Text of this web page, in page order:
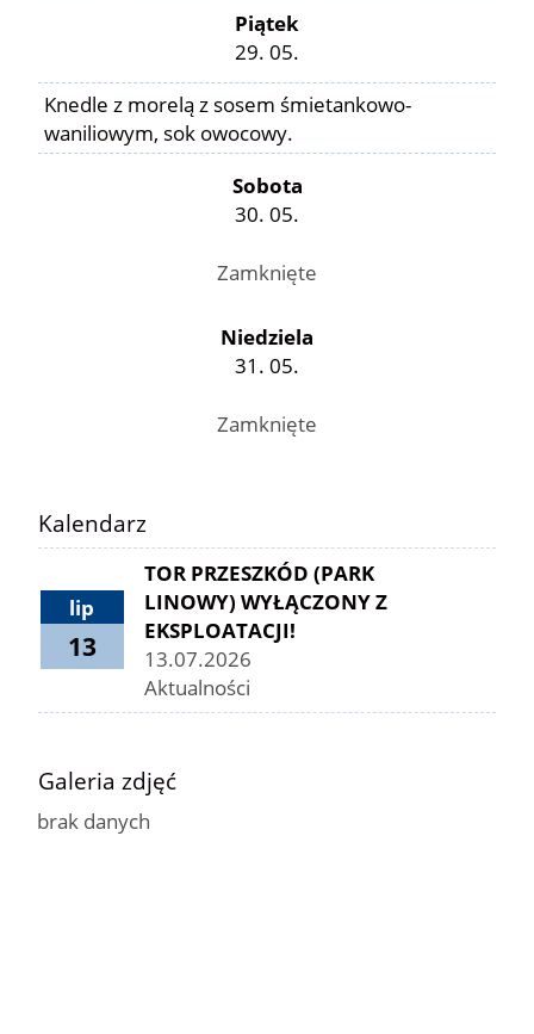
Piątek
29. 05.
Knedle z morelą z sosem śmietankowo-
waniliowym, sok owocowy.
Sobota
30. 05.
Zamknięte
Niedziela
31. 05.
Zamknięte
Kalendarz
lip
13
TOR PRZESZKÓD (PARK
LINOWY) WYŁĄCZONY Z
EKSPLOATACJI!
13.07.2026
Aktualności
Galeria zdjęć
brak danych